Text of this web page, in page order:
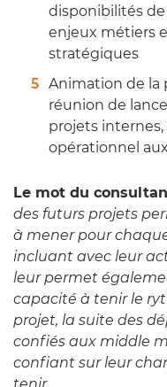
disponibilités de
enjeux métiers
stratégiques
Animation de la
réunion de
projets
opérationnel
Le mot du
des futurs projets
à mener pour
incluant avec leur
leur permet
capacité à tenir le
projet, la suite des
confiés aux middle
confiant sur leur